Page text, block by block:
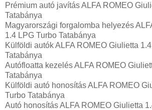
Prémium autó javítás ALFA ROMEO
Tatabánya
Magyarországi forgalomba helyezés
1.4 LPG Turbo Tatabánya
Külföldi autók‎ ALFA ROMEO Giulietta
Tatabánya
Autófloatta kezelés ALFA ROMEO
Tatabánya
Külföldi autó honosítás ALFA ROMEO
Turbo Tatabánya
Autó honosítás ALFA ROMEO Giulietta